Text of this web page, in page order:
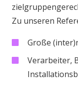
Zu unseren
Große
Verarbeiter,